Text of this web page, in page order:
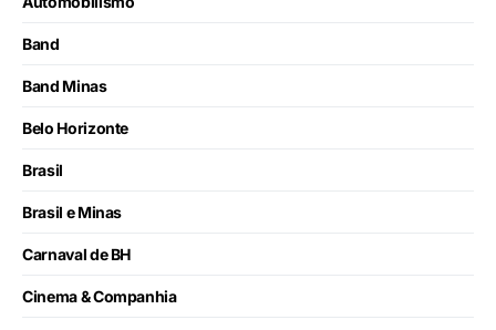
Band
Band Minas
Belo Horizonte
Brasil
Brasil e Minas
Carnaval de BH
Cinema & Companhia